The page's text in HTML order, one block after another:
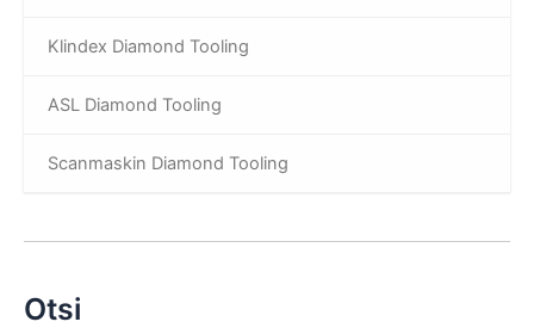
Klindex Diamond Tooling
ASL Diamond Tooling
Scanmaskin Diamond Tooling
Otsi